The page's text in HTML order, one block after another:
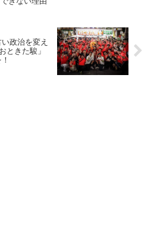
政治を変え
ときた駿」